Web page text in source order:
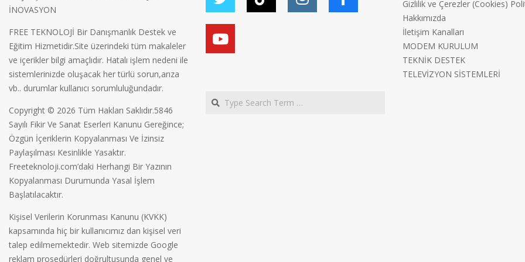
İNOVASYON
FREE TEKNOLOJİ Bir Danışmanlık Destek ve
Eğitim Hizmetidir.Site üzerindeki tüm makaleler
ve içerikler bilgi amaçlıdır. Hatalı işlem nedeni ile
sistemlerinizde oluşacak her türlü sorun,arıza
vb.. durumlar kullanıcı sorumluluğundadır.
Copyright © 2026 Tüm Hakları Saklıdır.5846
Sayılı Fikir Ve Sanat Eserleri Kanunu Gereğince;
Özgün İçeriklerin Kopyalanması Ve İzinsiz
Paylaşılması Kesinlikle Yasaktır.
Freeteknoloji.com’daki Herhangi Bir Yazının
Kopyalanması Durumunda Yasal İşlem
Başlatılacaktır.
Kişisel Verilerin Korunması Kanunu (KVKK)
kapsamında hiç bir kullanıcımız dan kişisel veri
talep edilmemektedir. Web sitemizde Google
reklam prosedürleri doğrultusunda genel ve
Search
Gizlilik ve Çerezler (Cookies)
Hakkımızda
İletişim Kanalları
MODEM KURULUM
TEKNİK DESTEK
TELEVİZYON SİSTEMLERİ